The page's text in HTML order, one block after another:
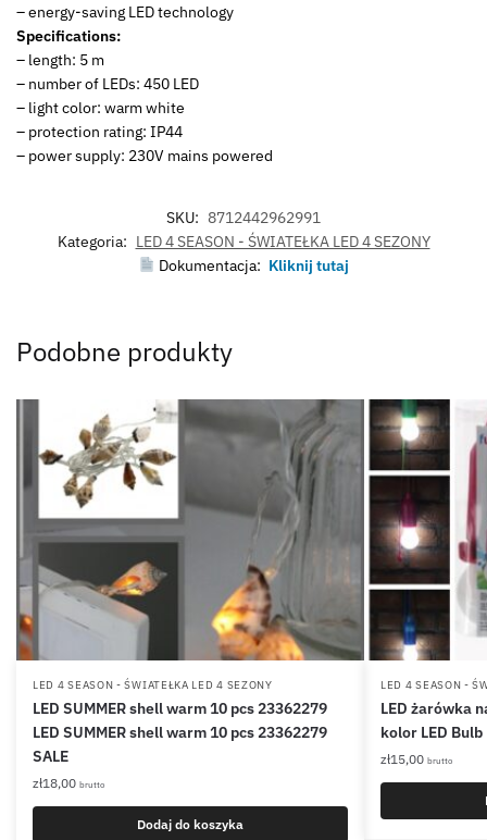
– energy-saving LED technology
Specifications:
– length: 5 m
– number of LEDs: 450 LED
– light color: warm white
– protection rating: IP44
– power supply: 230V mains powered
SKU: 8712442962991
Kategoria: LED 4 SEASON - ŚWIATEŁKA LED 4 SEZONY
Dokumentacja: Kliknij tutaj
Podobne produkty
LED 4 SEASON - ŚWIATEŁKA LED 4 SEZONY
LED SUMMER shell warm 10 pcs 23362279
LED SUMMER shell warm 10 pcs 23362279
SALE
zł18,00 brutto
Dodaj do koszyka
LED 4 SEASON -
LED żarówka
kolor LED
zł15,00 brutto